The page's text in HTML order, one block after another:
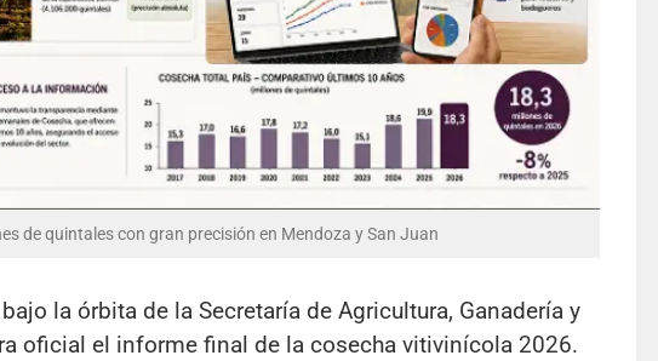
de quintales con gran precisión en Mendoza y San Juan
la órbita de la Secretaría de Agricultura, Ganadería y
oficial el informe final de la cosecha vitivinícola 2026.